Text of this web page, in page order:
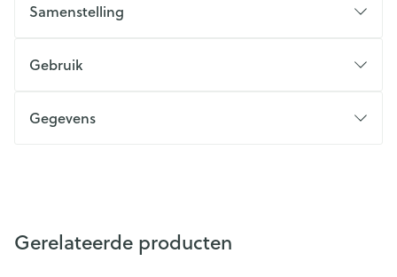
Samenstelling
Gebruik
Gegevens
Gerelateerde producten